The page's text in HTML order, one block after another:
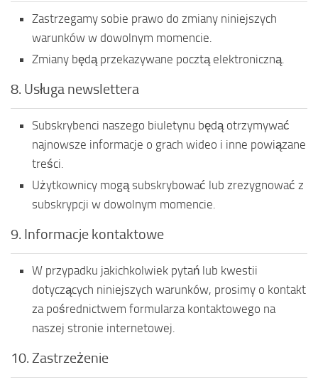
Zastrzegamy sobie prawo do zmiany niniejszych
warunków w dowolnym momencie.
Zmiany będą przekazywane pocztą elektroniczną.
8. Usługa newslettera
Subskrybenci naszego biuletynu będą otrzymywać
najnowsze informacje o grach wideo i inne powiązane
treści.
Użytkownicy mogą subskrybować lub zrezygnować z
subskrypcji w dowolnym momencie.
9. Informacje kontaktowe
W przypadku jakichkolwiek pytań lub kwestii
dotyczących niniejszych warunków, prosimy o kontakt
za pośrednictwem formularza kontaktowego na
naszej stronie internetowej.
10. Zastrzeżenie